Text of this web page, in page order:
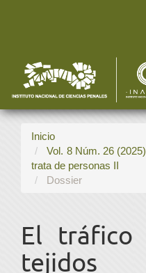
Barra
lateral
Inicio
Vol. 8 Núm. 26
trata de personas II
Dossier
El tráfico
tejidos